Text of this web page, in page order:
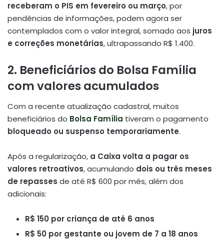
receberam o PIS em fevereiro ou março, por
pendências de informações, podem agora ser
contemplados com o valor integral, somado aos juros
e correções monetárias, ultrapassando R$ 1.400.
2. Beneficiários do Bolsa Família
com valores acumulados
Com a recente atualização cadastral, muitos
beneficiários do Bolsa Família tiveram o pagamento
bloqueado ou suspenso temporariamente.
Após a regularização, a Caixa volta a pagar os
valores retroativos, acumulando dois ou três meses
de repasses de até R$ 600 por mês, além dos
adicionais:
R$ 150 por criança de até 6 anos
R$ 50 por gestante ou jovem de 7 a 18 anos